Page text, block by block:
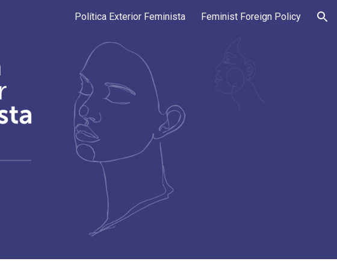
Skip to navigationPolítica Exterior Feminista Feminist Foreign Policy